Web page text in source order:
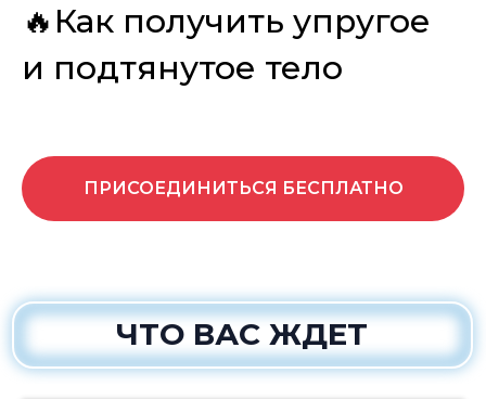
🔥Как получить упругое
и подтянутое тело
ПРИСОЕДИНИТЬСЯ БЕСПЛАТНО
ЧТО ВАС ЖДЕТ